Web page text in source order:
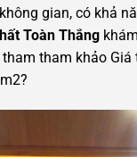
gian, có khả
Toàn Thắng
tham khảo